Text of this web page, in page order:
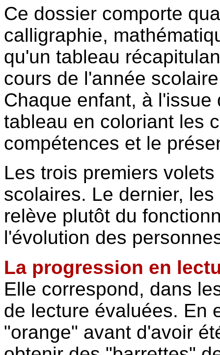
Ce dossier comporte
calligraphie,
qu'un tableau
cours de l'année
Chaque enfant, à
tableau en coloriant les
compétences et le
Les trois premiers
scolaires. Le dernier,
relève plutôt du
l'évolution des
La progression en
Elle correspond, dans
de lecture évaluées. En
"orange" avant d'avoir